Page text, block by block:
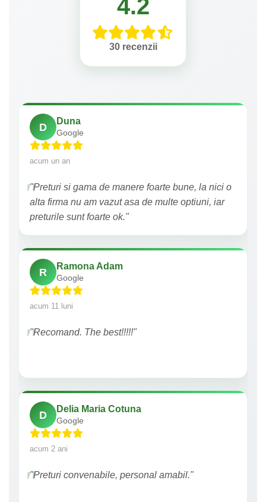
4.2
30 recenzii
D
Duna
Google
acum un an
"Preturi si gama de manere foarte bune, la nici o
alta firma nu am vazut asa de multe optiuni, iar
preturile sunt foarte ok."
R
Ramona Adam
Google
acum 11 luni
"Recomand. The best!!!!!"
D
Delia Maria Cotuna
Google
acum 2 ani
"Preturi convenabile, personal amabil."